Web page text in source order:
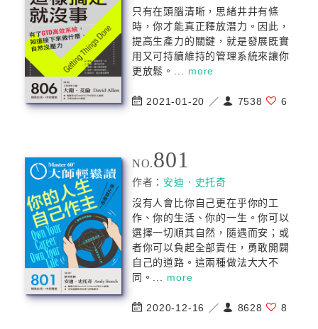
只有在頭腦清晰，思緒井井有條
時，你才能真正釋放潛力。因此，
提高生產力的關鍵，就是發展既實
用又可持續維持的管理系統來讓你
更放鬆。... more
2021-01-20 ／ 7538 6
NO.801
作者： 安迪．史托奇
沒有人會比你自己更在乎你的工
作、你的生活、你的一生。你可以
選擇一切順其自然，隨遇而安；或
者你可以負起全部責任，勇敢開闢
自己的道路。這兩種做法大大不
同。... more
2020-12-16 ／ 8628 8